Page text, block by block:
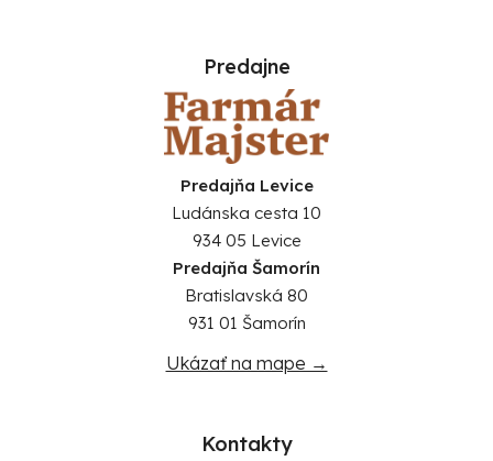
Predajne
Predajňa Levice
Ludánska cesta 10
934 05 Levice
Predajňa Šamorín
Bratislavská 80
931 01 Šamorín
Ukázať na mape →
Kontakty